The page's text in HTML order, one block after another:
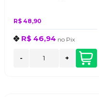
R$ 48,90
R$ 46,94 no Pix
- +